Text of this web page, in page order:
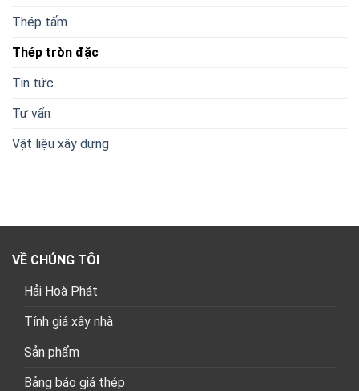
Thép tấm
Thép tròn đặc
Tin tức
Tư vấn
Vật liệu xây dựng
VỀ CHÚNG TÔI
Hải Hoà Phát
Tính giá xây nhà
Sản phẩm
Bảng báo giá thép